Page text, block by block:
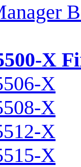
X
X
X
X
X